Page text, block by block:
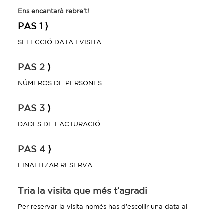
Ens encantarà rebre’t!
PAS 1 ⟩
SELECCIÓ DATA I VISITA
PAS 2 ⟩
NÚMEROS DE PERSONES
PAS 3 ⟩
DADES DE FACTURACIÓ
PAS 4 ⟩
FINALITZAR RESERVA
Tria la visita que més t’agradi
Per reservar la visita només has d’escollir una data al